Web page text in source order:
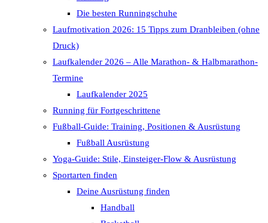
Die besten Runningschuhe
Laufmotivation 2026: 15 Tipps zum Dranbleiben (ohne
Druck)
Laufkalender 2026 – Alle Marathon- & Halbmarathon-
Termine
Laufkalender 2025
Running für Fortgeschrittene
Fußball-Guide: Training, Positionen & Ausrüstung
Fußball Ausrüstung
Yoga-Guide: Stile, Einsteiger-Flow & Ausrüstung
Sportarten finden
Deine Ausrüstung finden
Handball